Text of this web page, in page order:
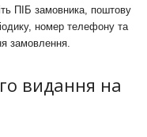
ПІБ замовника, поштову
номер телефону та
замовлення.
видання на